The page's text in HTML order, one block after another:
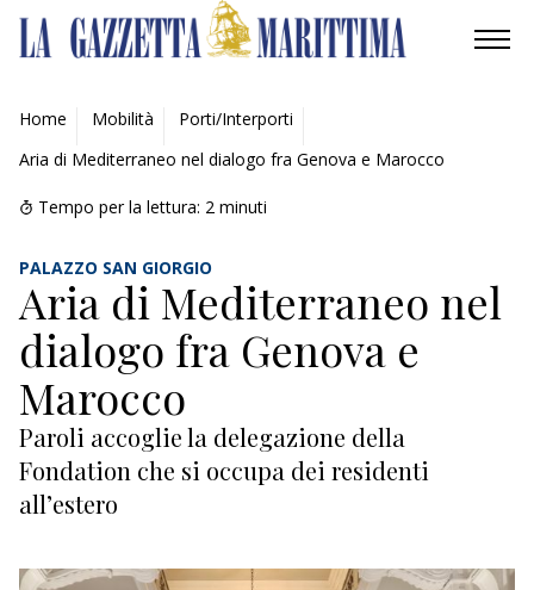
AMBIENTE
MOBILITÀ
INDUSTRIA
RICERCA
ECONOMIA
TURISMO
CULTURA
NAUTICA
EDITORIALI
Home Mobilità
Porti/Interporti
Aria di Mediterraneo nel dialogo fra Genova e Marocco
Tempo per la lettura: 2 minuti
PALAZZO SAN GIORGIO
Aria di Mediterraneo nel
dialogo fra Genova e
Marocco
Paroli accoglie la delegazione della
Fondation che si occupa dei residenti
all’estero